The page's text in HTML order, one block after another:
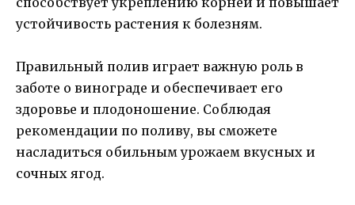
устойчивость растения к болезням.
Правильный полив играет важную роль в
заботе о винограде и обеспечивает его
здоровье и плодоношение. Соблюдая
рекомендации по поливу, вы сможете
насладиться обильным урожаем вкусных и
сочных ягод.